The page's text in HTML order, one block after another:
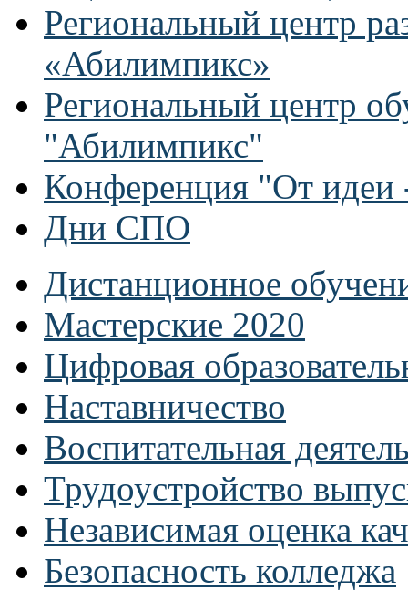
Региональный центр
«Абилимпикс»
Региональный центр
"Абилимпикс"
Конференция "От идеи
Дни СПО
Дистанционное
Мастерские 2020
Цифровая
Наставничество
Воспитательная
Трудоустройство
Независимая оценка
Безопасность колледжа